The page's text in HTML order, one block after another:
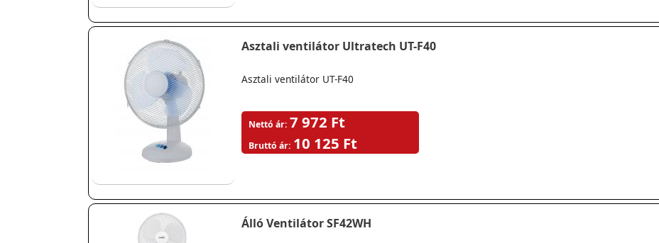
Asztali ventilátor Ultratech UT-F40
Asztali ventilátor UT-F40
Nettó ár: 7 972 Ft
Bruttó ár: 10 125 Ft
Álló Ventilátor SF42WH